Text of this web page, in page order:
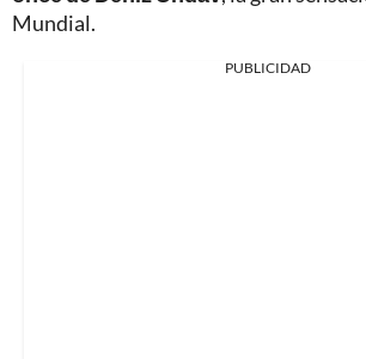
Mundial.
PUBLICIDAD